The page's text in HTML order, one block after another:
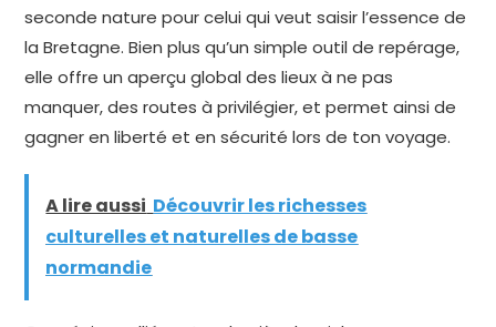
seconde nature pour celui qui veut saisir l’essence de
la Bretagne. Bien plus qu’un simple outil de repérage,
elle offre un aperçu global des lieux à ne pas
manquer, des routes à privilégier, et permet ainsi de
gagner en liberté et en sécurité lors de ton voyage.
A lire aussi Découvrir les richesses
culturelles et naturelles de basse
normandie